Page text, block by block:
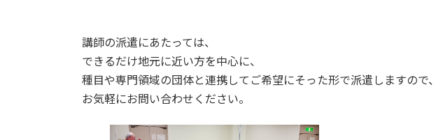
講師の派遣にあたっては、
できるだけ地元に近い方を中心に、
種目や専門領域の団体と連携してご希望にそった形で派遣しますので、
お気軽にお問い合わせください。